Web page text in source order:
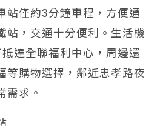
站僅約3分鐘車程，方便通
站，交通十分便利。生活機
達全聯福利中心，周邊還
等購物選擇，鄰近忠孝路夜
需求。